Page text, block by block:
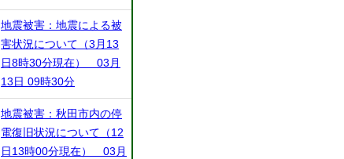
地震被害：地震による被
害状況について（3月13
日8時30分現在） 03月
13日 09時30分
地震被害：秋田市内の停
電復旧状況について（12
日13時00分現在） 03月